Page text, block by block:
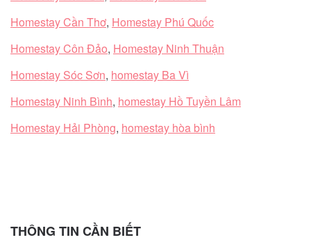
Homestay Cần Thơ, Homestay Phú Quốc
Homestay Côn Đảo, Homestay Ninh Thuận
Homestay Sóc Sơn, homestay Ba Vì
Homestay Ninh Bình, homestay Hồ Tuyền Lâm
Homestay Hải Phòng, homestay hòa bình
THÔNG TIN CẦN BIẾT